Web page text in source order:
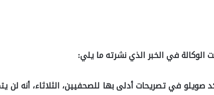
الوكالة في الخبر الذي نشرته ما يلي:
صويلو في تصريحات أدلى بها للصحفيين، الثلاثاء، أنه لن